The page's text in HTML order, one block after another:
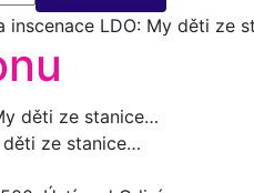
inscenace LDO: My děti ze
děti ze stanice…